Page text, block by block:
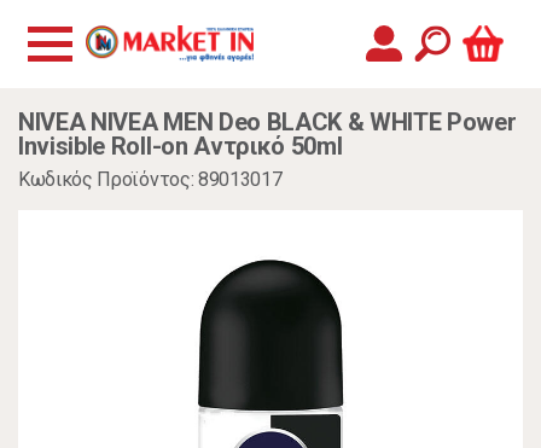
NIVEA NIVEA MEN Deo BLACK & WHITE Power
Invisible Roll-on Αντρικό 50ml
Κωδικός Προϊόντος: 89013017